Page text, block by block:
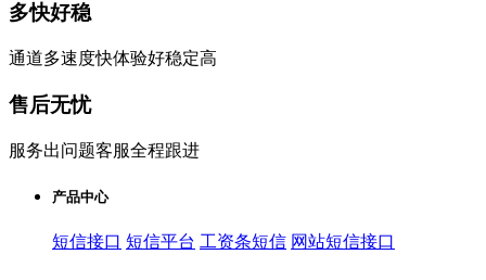
多快好稳
通道多速度快体验好稳定高
售后无忧
服务出问题客服全程跟进
产品中心
短信接口 短信平台 工资条短信 网站短信接口